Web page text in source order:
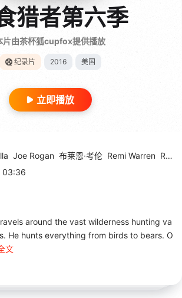
猎者第六季
片由茶杯狐cupfox提供播放
纪录片 2016 美国
立即播放
Joe Rogan 布莱恩·考伦 Remi Warren Rorke Denver
03:36
around the vast wilderness hunting va
He hunts everything from birds to bears. O
文